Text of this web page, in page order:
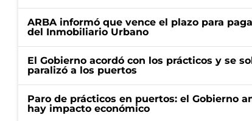
ARBA informó que vence el plazo para
del Inmobiliario Urbano
El Gobierno acordó con los prácticos y se
paralizó a los puertos
Paro de prácticos en puertos: el Gobierno
hay impacto económico